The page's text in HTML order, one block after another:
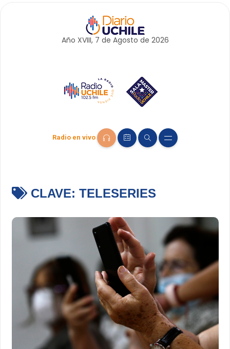
Año XVIII, 7 de Agosto de 2026
Radio en vivo
CLAVE: TELESERIES